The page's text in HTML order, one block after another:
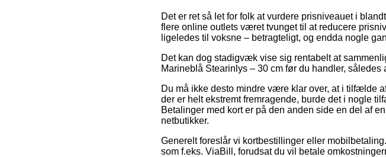
Det er ret så let for folk at vurdere prisniveauet i
flere online outlets været tvunget til at reducere
ligeledes til voksne – betragteligt, og endda nogle
Det kan dog stadigvæk vise sig rentabelt at
Marineblå Stearinlys – 30 cm før du handler,
Du må ikke desto mindre være klar over, at i tilfælde
der er helt ekstremt fremragende, burde det i nogle
Betalinger med kort er på den anden side en del af
netbutikker.
Generelt foreslår vi kortbestillinger eller
som f.eks. ViaBill, forudsat du vil betale